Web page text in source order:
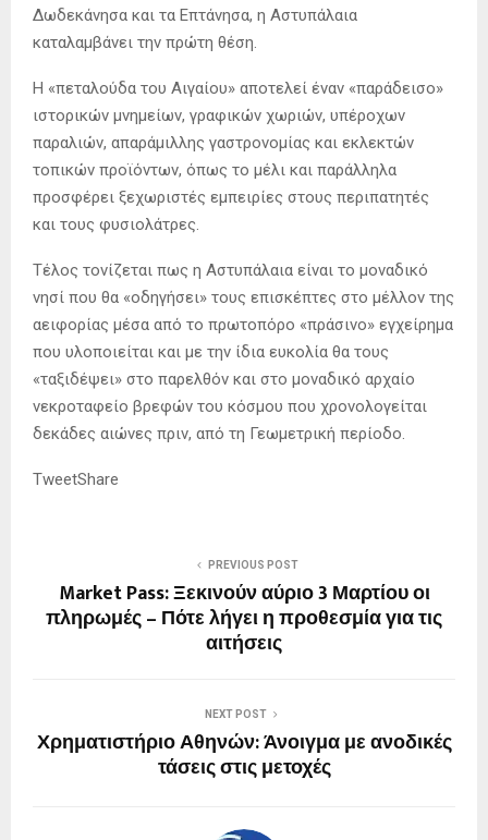
Δωδεκάνησα και τα Επτάνησα, η Αστυπάλαια
καταλαμβάνει την πρώτη θέση.
Η «πεταλούδα του Αιγαίου» αποτελεί έναν «παράδεισο»
ιστορικών μνημείων, γραφικών χωριών, υπέροχων
παραλιών, απαράμιλλης γαστρονομίας και εκλεκτών
τοπικών προϊόντων, όπως το μέλι και παράλληλα
προσφέρει ξεχωριστές εμπειρίες στους περιπατητές
και τους φυσιολάτρες.
Τέλος τονίζεται πως η Αστυπάλαια είναι το μοναδικό
νησί που θα «οδηγήσει» τους επισκέπτες στο μέλλον της
αειφορίας μέσα από το πρωτοπόρο «πράσινο» εγχείρημα
που υλοποιείται και με την ίδια ευκολία θα τους
«ταξιδέψει» στο παρελθόν και στο μοναδικό αρχαίο
νεκροταφείο βρεφών του κόσμου που χρονολογείται
δεκάδες αιώνες πριν, από τη Γεωμετρική περίοδο.
TweetShare
PREVIOUS POST
Market Pass: Ξεκινούν αύριο 3 Μαρτίου οι
πληρωμές – Πότε λήγει η προθεσμία για τις
αιτήσεις
NEXT POST
Χρηματιστήριο Αθηνών: Άνοιγμα με ανοδικές
τάσεις στις μετοχές